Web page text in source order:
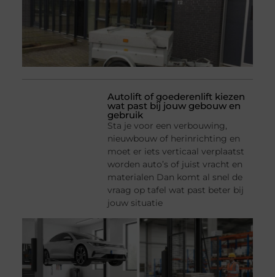
Autolift of goederenlift kiezen
wat past bij jouw gebouw en
gebruik
Sta je voor een verbouwing,
nieuwbouw of herinrichting en
moet er iets verticaal verplaatst
worden auto’s of juist vracht en
materialen Dan komt al snel de
vraag op tafel wat past beter bij
jouw situatie